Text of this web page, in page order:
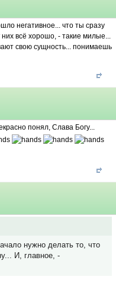
негативное... что ты сразу
всё хорошо, - такие милые...
свою сущность... понимаешь
понял, Слава Богу...
нужно делать то, что
И, главное, -